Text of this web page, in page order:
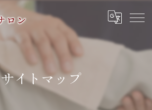
サイトマップ